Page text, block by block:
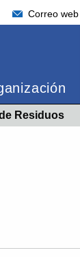
Correo web
Residuos